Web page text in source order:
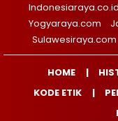
Indonesiaraya.co.id
Yogyaraya.com
Sulawesiraya.com
HOME
KODE ETIK